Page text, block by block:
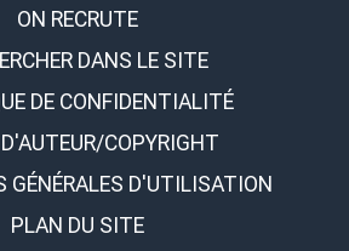
ON RECRUTE
DANS LE SITE
DE CONFIDENTIALITÉ
COPYRIGHT
GÉNÉRALES D'UTILISATION
PLAN DU SITE